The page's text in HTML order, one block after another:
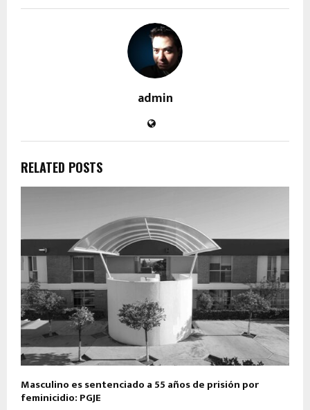
admin
RELATED POSTS
Masculino es sentenciado a 55 años de prisión por
feminicidio: PGJE